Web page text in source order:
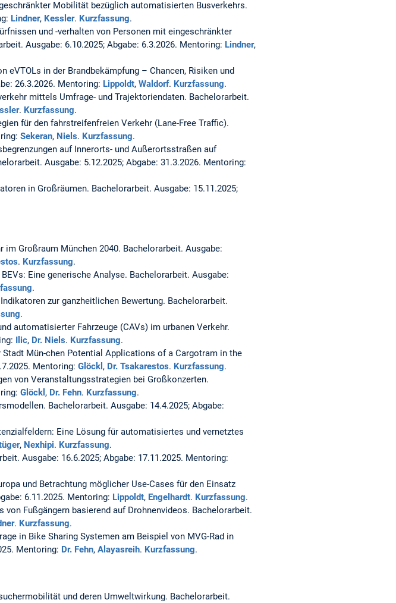
Mobilität bezüglich automatisierten Busverkehrs.
Lindner, Kessler. Kurzfassung.
und -verhalten von Personen mit eingeschränkter
Ausgabe: 6.10.2025; Abgabe: 6.3.2026. Mentoring: Lindner,
eVTOLs in der Brandbekämpfung – Chancen, Risiken und
26.3.2026. Mentoring: Lippoldt, Waldorf. Kurzfassung.
mittels Umfrage- und Trajektoriendaten. Bachelorarbeit.
. Kurzfassung.
für den fahrstreifenfreien Verkehr (Lane-Free Traffic).
Sekeran, Niels. Kurzfassung.
auf Innerorts- und Außerortsstraßen auf
Ausgabe: 5.12.2025; Abgabe: 31.3.2026. Mentoring:
in Großräumen. Bachelorarbeit. Ausgabe: 15.11.2025;
im Großraum München 2040. Bachelorarbeit. Ausgabe:
. Kurzfassung.
Eine generische Analyse. Bachelorarbeit. Ausgabe:
.
zur ganzheitlichen Bewertung. Bachelorarbeit.
.
automatisierter Fahrzeuge (CAVs) im urbanen Verkehr.
Ilic, Dr. Niels. Kurzfassung.
Mün-chen Potential Applications of a Cargotram in the
Mentoring: Glöckl , Dr. Tsakarestos. Kurzfassung.
von Veranstaltungsstrategien bei Großkonzerten.
Glöckl , Dr. Fehn. Kurzfassung.
Bachelorarbeit. Ausgabe: 14.4.2025; Abgabe:
Eine Lösung für automatisiertes und vernetztes
, Nexhipi. Kurzfassung.
Ausgabe: 16.6.2025; Abgabe: 17.11.2025. Mentoring:
und Betrachtung möglicher Use-Cases für den Einsatz
6.11.2025. Mentoring: Lippoldt, Engelhardt. Kurzfassung.
Fußgängern basierend auf Drohnenvideos. Bachelorarbeit.
. Kurzfassung.
in Bike Sharing Systemen am Beispiel von MVG-Rad in
Mentoring: Dr. Fehn, Alayasreih. Kurzfassung.
und deren Umweltwirkung. Bachelorarbeit.